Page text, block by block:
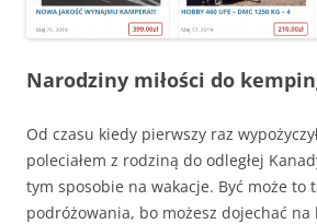
Narodziny miłości do
Od czasu kiedy pierwszy raz
poleciałem z rodziną do odległej
tym sposobie na wakacje. Być może to
podróżowania, bo możesz dojechać na